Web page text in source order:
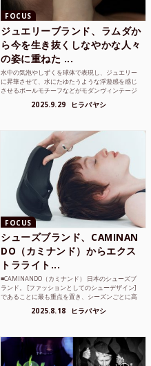
FOCUS
ジュエリーブランド、ラムダか
ら今を生き抜くしなやかな人々
の姿に重ねた ...
水中の気泡やしずくを球体で表現し、ジュエリー
に昇華させて、水にたゆたうような浮遊感を感じ
させるボールモチーフなどがモダンヴィンテージ
2025.9.29 ヒラバヤシ
FOCUS
シューズブランド、CAMINAN
DO（カミナンド）からエクス
トラライト...
■CAMINANDO（カミナンド） 日本のシューズブ
ランド。 [ファッションとしてのシューデザイン]
であることに最も重点を置き、シーズンごとに高
2025.8.18 ヒラバヤシ